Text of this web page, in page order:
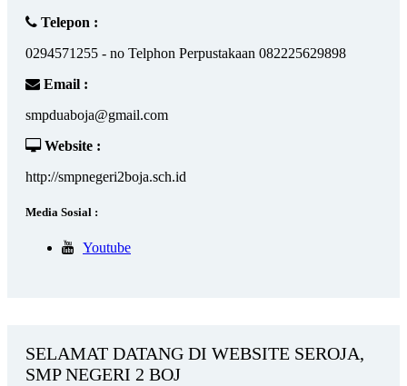
Telepon :
0294571255 - no Telphon Perpustakaan 082225629898
Email :
smpduaboja@gmail.com
Website :
http://smpnegeri2boja.sch.id
Media Sosial :
Youtube
SELAMAT DATANG DI WEBSITE SEROJA,
SMP NEGERI 2 BOJ